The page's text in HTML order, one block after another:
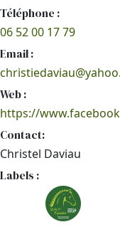
Téléphone :
06 52 00 17 79
Email :
Web :
https://
Contact:
Christel Daviau
Labels :